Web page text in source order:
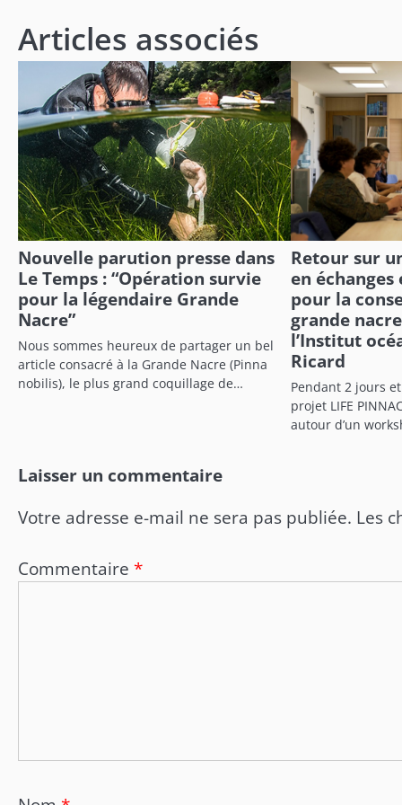
Articles associés
Nouvelle parution presse dans
Le Temps : “Opération survie
pour la légendaire Grande
Nacre”
Nous sommes heureux de partager un bel
article consacré à la Grande Nacre (Pinna
nobilis), le plus grand coquillage de…
Retour sur
en
pour la
grande
l’Institut
Ricard
Pendant 2 jours
projet LIFE
autour d’un
Laisser un commentaire
Votre adresse e-mail ne sera pas publiée. Les
Commentaire *